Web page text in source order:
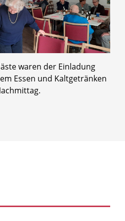
waren der Einladung
Essen und Kaltgetränken